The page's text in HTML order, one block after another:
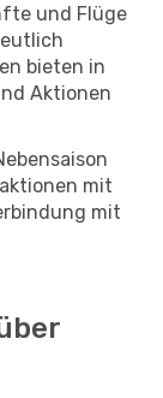
und Flüge
bieten in
Aktionen
mit
mit